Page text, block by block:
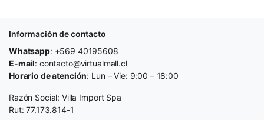
Información de contacto
Whatsapp: +569 40195608
E-mail: contacto@virtualmall.cl
Horario de atención: Lun – Vie: 9:00 – 18:00
Razón Social: Villa Import Spa
Rut: 77.173.814-1